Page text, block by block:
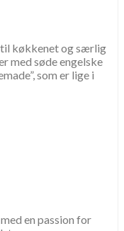
til køkkenet og særlig
med søde engelske
som er lige i
en passion for